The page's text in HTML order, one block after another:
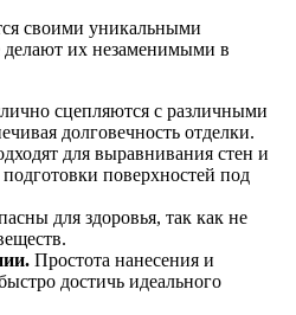
своими уникальными
делают их незаменимыми в
сцепляются с различными
долговечность отделки.
для выравнивания стен и
поверхностей под
для здоровья, так как не
Простота нанесения и
достичь идеального